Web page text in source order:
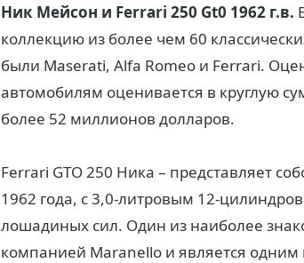
Ник Мейсон и Ferrari 250 Gt0 1962 г.в.
коллекцию из более чем 60
были Maserati, Alfa Romeo и Ferrari.
автомобилям оценивается в круглую
более 52 миллионов долларов.
Ferrari GTO 250 Ника – представляет
1962 года, с 3,0-литровым 12-
лошадиных сил. Один из наиболее
компанией Maranello и является одним